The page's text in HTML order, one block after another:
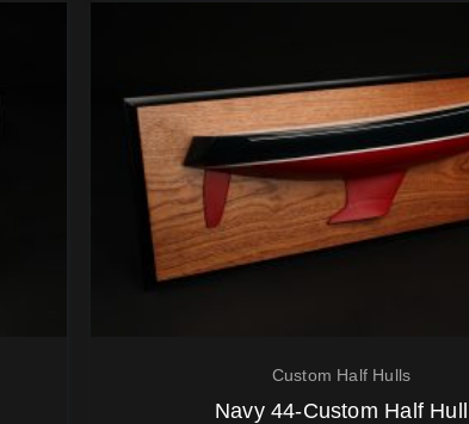
Custom Half Hulls
Navy 44-Custom Half Hull